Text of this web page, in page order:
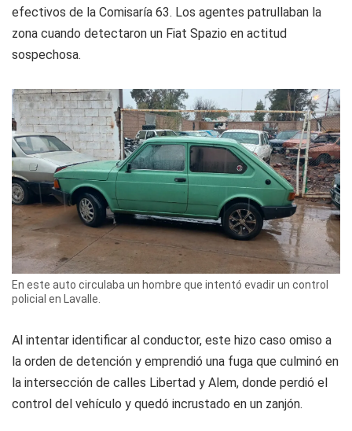
efectivos de la Comisaría 63. Los agentes patrullaban la
zona cuando detectaron un Fiat Spazio en actitud
sospechosa.
En este auto circulaba un hombre que intentó evadir un control
policial en Lavalle.
Al intentar identificar al conductor, este hizo caso omiso a
la orden de detención y emprendió una fuga que culminó en
la intersección de calles Libertad y Alem, donde perdió el
control del vehículo y quedó incrustado en un zanjón.